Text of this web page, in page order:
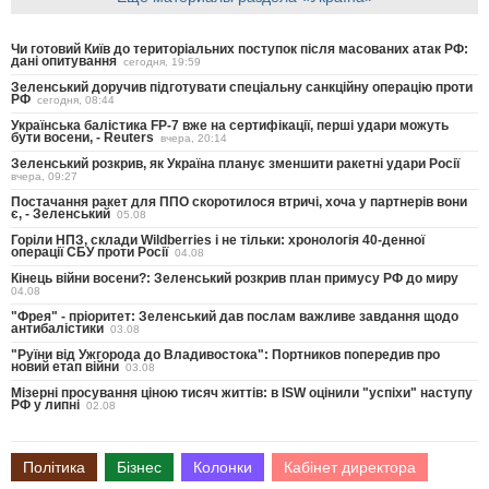
Чи готовий Київ до територіальних поступок після масованих атак РФ:
дані опитування сегодня, 19:59
Зеленський доручив підготувати спеціальну санкційну операцію проти
РФ сегодня, 08:44
Українська балістика FP-7 вже на сертифікації, перші удари можуть
бути восени, - Reuters вчера, 20:14
Зеленський розкрив, як Україна планує зменшити ракетні удари Росії
вчера, 09:27
Постачання ракет для ППО скоротилося втричі, хоча у партнерів вони
є, - Зеленський 05.08
Горіли НПЗ, склади Wildberries і не тільки: хронологія 40-денної
операції СБУ проти Росії 04.08
Кінець війни восени?: Зеленський розкрив план примусу РФ до миру
04.08
"Фрея" - пріоритет: Зеленський дав послам важливе завдання щодо
антибалістики 03.08
"Руїни від Ужгорода до Владивостока": Портников попередив про
новий етап війни 03.08
Мізерні просування ціною тисяч життів: в ISW оцінили "успіхи" наступу
РФ у липні 02.08
Політика Бізнес Колонки Кабінет директора